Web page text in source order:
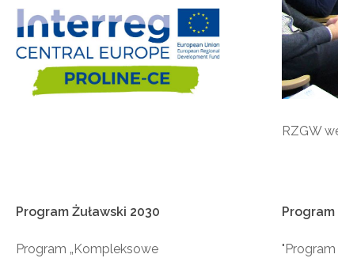
RZGW
Program Żuławski 2030
Program „Kompleksowe
Program